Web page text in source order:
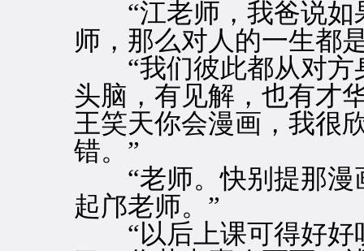
“江老师，我爸说如
师，那么对人的一生都
“我们彼此都从对方
头脑，有见解，也有才
王笑天你会漫画，我很
错。”
“老师。快别提那漫
起邝老师。”
“以后上课可得好好